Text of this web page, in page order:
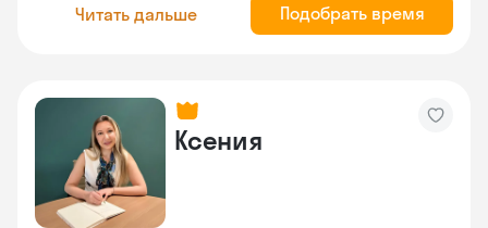
Читать дальше Подобрать время
Ксения